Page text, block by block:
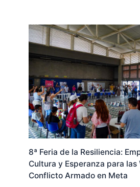
8ª Feria de la Resiliencia:
Cultura y Esperanza para
Conflicto Armado en Meta